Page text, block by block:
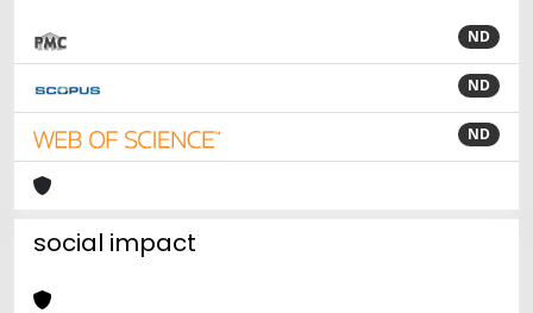
ND
ND
ND
social impact